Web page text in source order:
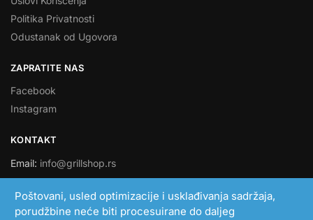
Poštovani, usled optimizacije i usklađivanja sadržaja,
porudžbine neće biti procesuirane do daljeg
Politika Privatnosti
Odustanak od Ugovora
ZAPRATITE NAS
Facebook
Instagram
KONTAKT
Email: info@grillshop.rs
SMART LINK DOO
PIB: 108705193